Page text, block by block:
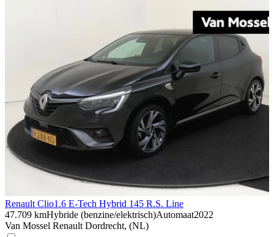
Renault Clio1.6 E-Tech Hybrid 145 R.S. Line
47.709 kmHybride (benzine/elektrisch)Automaat2022
Van Mossel Renault Dordrecht, (NL)